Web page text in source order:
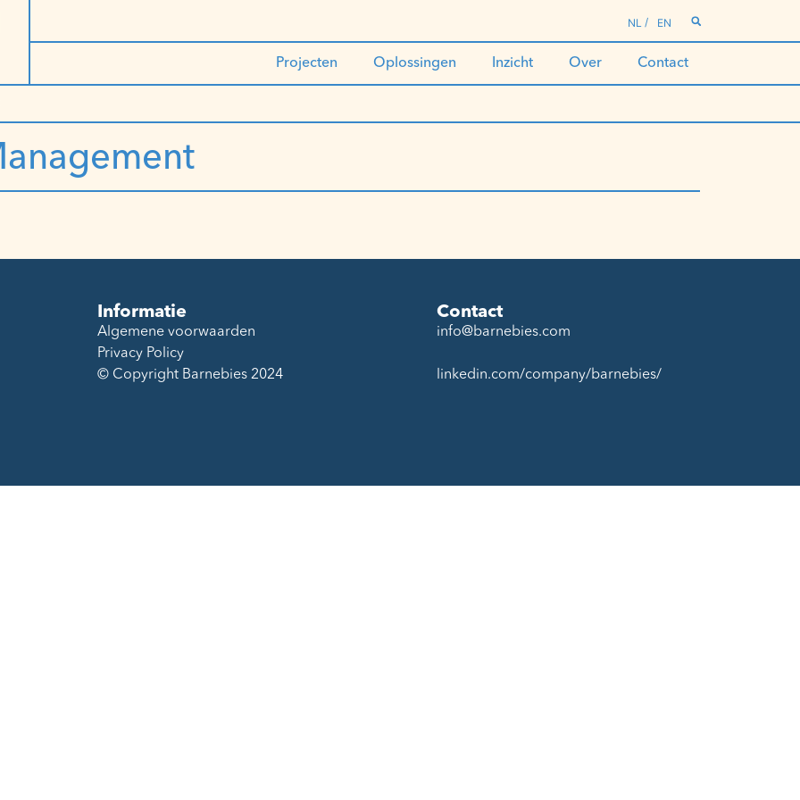
NL EN
Projecten Oplossingen Inzicht Over Contact
Informatie
Algemene voorwaarden
Privacy Policy
© Copyright Barnebies 2024
Contact
info@barnebies.com
linkedin.com/company/barnebies/